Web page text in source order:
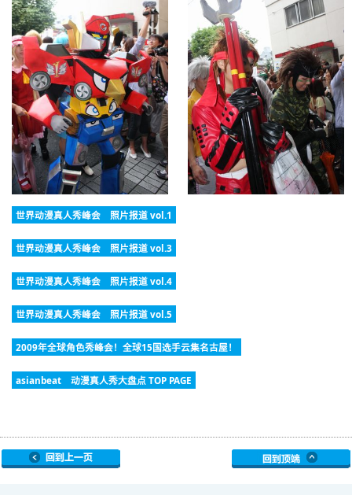
世界动漫真人秀峰会 照片报道 vol.1
世界动漫真人秀峰会 照片报道 vol.3
世界动漫真人秀峰会 照片报道 vol.4
世界动漫真人秀峰会 照片报道 vol.5
2009年全球角色秀峰会！全球15国选手云集名古屋！
asianbeat 动漫真人秀大盘点 TOP PAGE